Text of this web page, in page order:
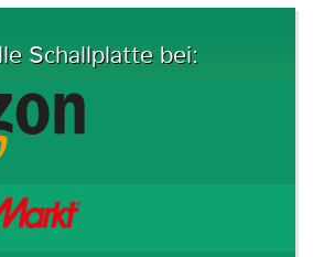
Schallplatte bei: